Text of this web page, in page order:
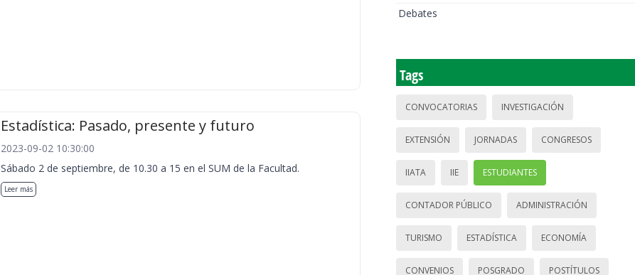
Estadística: Pasado, presente y futuro
2023-09-02 10:30:00
Sábado 2 de septiembre, de 10.30 a 15 en el SUM de la Facultad.
Leer más
Debates
Tags
CONVOCATORIAS INVESTIGACIÓN
EXTENSIÓN JORNADAS CONGRESOS
IIATA IIE ESTUDIANTES
CONTADOR PÚBLICO ADMINISTRACIÓN
TURISMO ESTADÍSTICA ECONOMÍA
CONVENIOS POSGRADO POSTÍTULOS